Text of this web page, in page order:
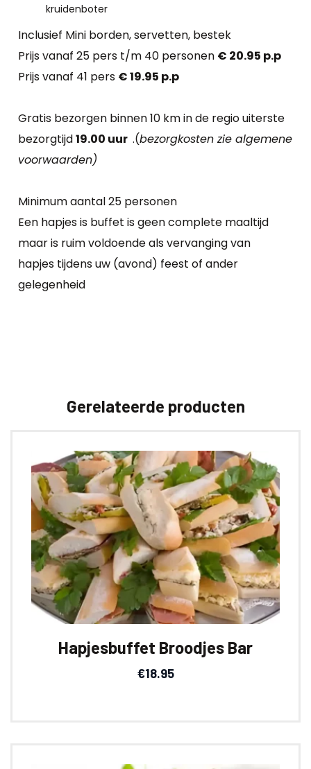
kruidenboter
Inclusief Mini borden, servetten, bestek
Prijs vanaf 25 pers t/m 40 personen € 20.95 p.p
Prijs vanaf 41 pers € 19.95 p.p
Gratis bezorgen binnen 10 km in de regio uiterste
bezorgtijd19.00 uur .(bezorgkosten zie algemene
voorwaarden)
Minimum aantal 25 personen
Een hapjes is ​buffet is geen complete maaltijd
maar is ruim voldoende als vervanging van
hapjes tijdens uw (avond) feest of ander
gelegenheid
Gerelateerde producten
Hapjesbuffet Broodjes Bar
€18.95